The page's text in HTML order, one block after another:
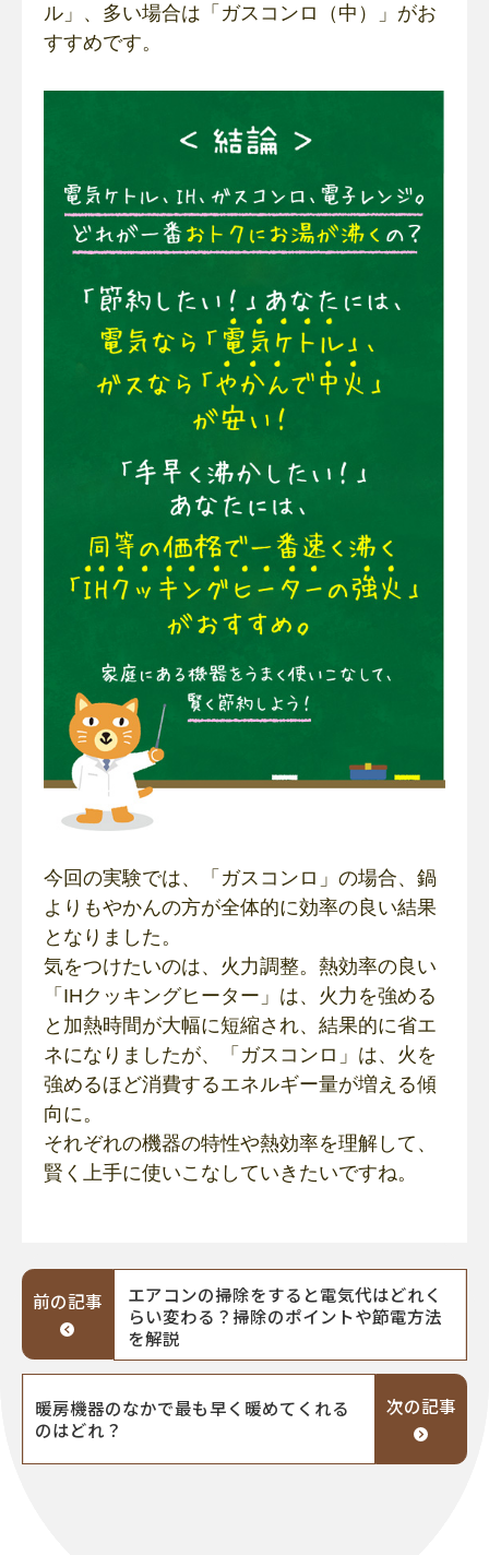
ル」、多い場合は「ガスコンロ（中）」がお
すすめです。
今回の実験では、「ガスコンロ」の場合、鍋
よりもやかんの方が全体的に効率の良い結果
となりました。
気をつけたいのは、火力調整。熱効率の良い
「IHクッキングヒーター」は、火力を強める
と加熱時間が大幅に短縮され、結果的に省エ
ネになりましたが、「ガスコンロ」は、火を
強めるほど消費するエネルギー量が増える傾
向に。
それぞれの機器の特性や熱効率を理解して、
賢く上手に使いこなしていきたいですね。
前の記事
エアコンの掃除をすると電気代はどれく
らい変わる？掃除のポイントや節電方法
を解説
暖房機器のなかで最も早く暖めてくれる
のはどれ？
次の記事